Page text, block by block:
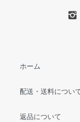
ホーム
配送・送料につい
返品について